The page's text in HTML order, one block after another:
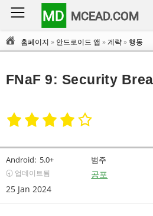
MD MCEAD.COM
홈페이지 » 안드로이드 앱 »계략»행동
FNaF 9: Security
Android: 5.0+
🕣 업데이트됨
25 Jan 2024
범주
공포